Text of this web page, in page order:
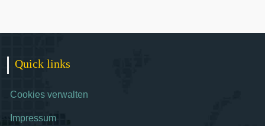
Quick links
Cookies verwalten
Impressum